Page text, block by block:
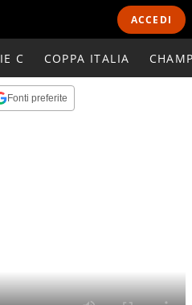
ACCEDI
C COPPA ITALIA
Fonti preferite